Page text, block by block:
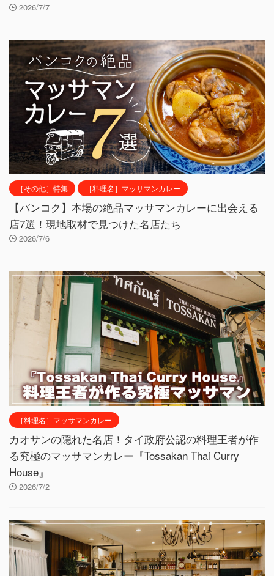
2026/7/7
［その他］特集 ［料理名］マッサマンカレー
【バンコク】本場の絶品マッサマンカレーに出会える
店7選！現地取材で見つけた名店たち
2026/7/6
［料理名］マッサマンカレー
カオサンの隠れた名店！タイ政府公認の料理王者が作
る究極のマッサマンカレー『Tossakan Thai Curry
House』
2026/7/2